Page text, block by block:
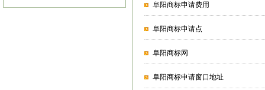
阜阳商标申请费用
阜阳商标申请点
阜阳商标网
阜阳商标申请窗口地址